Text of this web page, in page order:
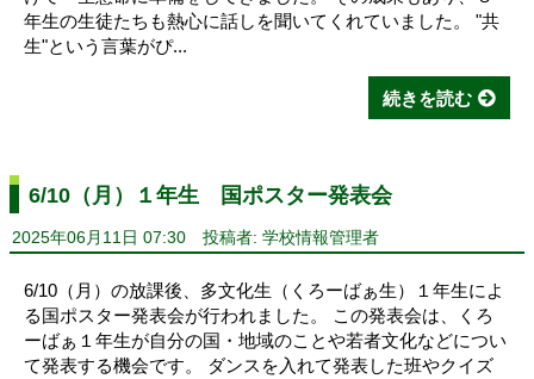
年生の生徒たちも熱心に話しを聞いてくれていました。 "共
生"という言葉がぴ...
続きを読む
6/10（月）１年生 国ポスター発表会
2025年06月11日 07:30 投稿者: 学校情報管理者
6/10（月）の放課後、多文化生（くろーばぁ生）１年生によ
る国ポスター発表会が行われました。 この発表会は、くろ
ーばぁ１年生が自分の国・地域のことや若者文化などについ
て発表する機会です。 ダンスを入れて発表した班やクイズ